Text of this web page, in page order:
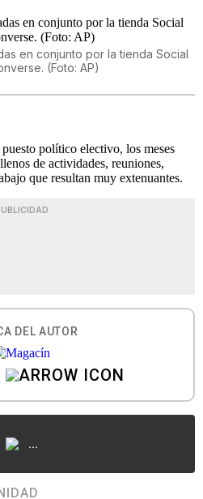
en conjunto por la tienda Social
(Foto: AP)
político electivo, los meses
de actividades, reuniones,
que resultan muy extenuantes.
DEL AUTOR
...